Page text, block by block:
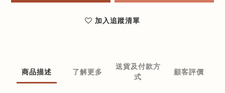
加入追蹤清單
商品描述 了解更多
送貨及付款方
式
顧客評價